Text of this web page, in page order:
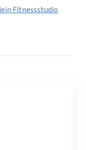
Fitnessstudio